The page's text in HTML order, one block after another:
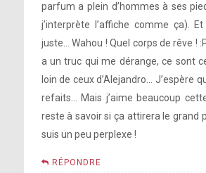
parfum a plein d’hommes à ses
j’interprète l’affiche comme ça).
juste… Wahou ! Quel corps de rêve !
a un truc qui me dérange, ce sont
loin de ceux d’Alejandro… J’espère
refaits… Mais j’aime beaucoup
reste à savoir si ça attirera le grand
suis un peu perplexe !
RÉPONDRE